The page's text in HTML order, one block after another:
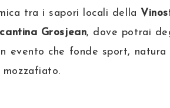
tra i sapori locali della
cantina Grosjean, dove potrai
evento che fonde sport, natura
mozzafiato.